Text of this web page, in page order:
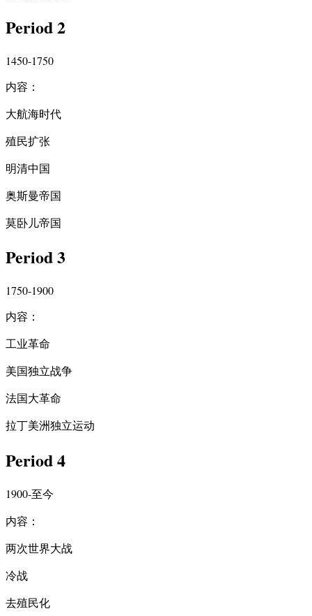
Period 2
1450-1750
内容：
大航海时代
殖民扩张
明清中国
奥斯曼帝国
莫卧儿帝国
Period 3
1750-1900
内容：
工业革命
美国独立战争
法国大革命
拉丁美洲独立运动
Period 4
1900-至今
内容：
两次世界大战
冷战
去殖民化